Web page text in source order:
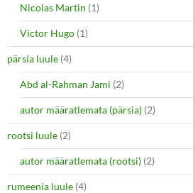
Nicolas Martin (1)
Victor Hugo (1)
pärsia luule (4)
Abd al-Rahman Jami (2)
autor määratlemata (pärsia) (2)
rootsi luule (2)
autor määratlemata (rootsi) (2)
rumeenia luule (4)